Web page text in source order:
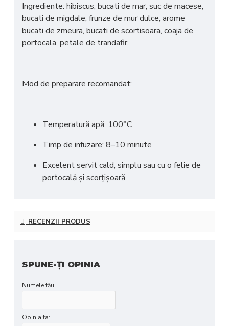
Ingrediente: hibiscus, bucati de mar, suc de macese,
bucati de migdale, frunze de mur dulce, arome
bucati de zmeura, bucati de scortisoara, coaja de
portocala, petale de trandafir.
Mod de preparare recomandat:
Temperatură apă: 100°C
Timp de infuzare: 8–10 minute
Excelent servit cald, simplu sau cu o felie de
portocală și scorțișoară
RECENZII PRODUS
SPUNE-ŢI OPINIA
Numele tău:
Opinia ta: